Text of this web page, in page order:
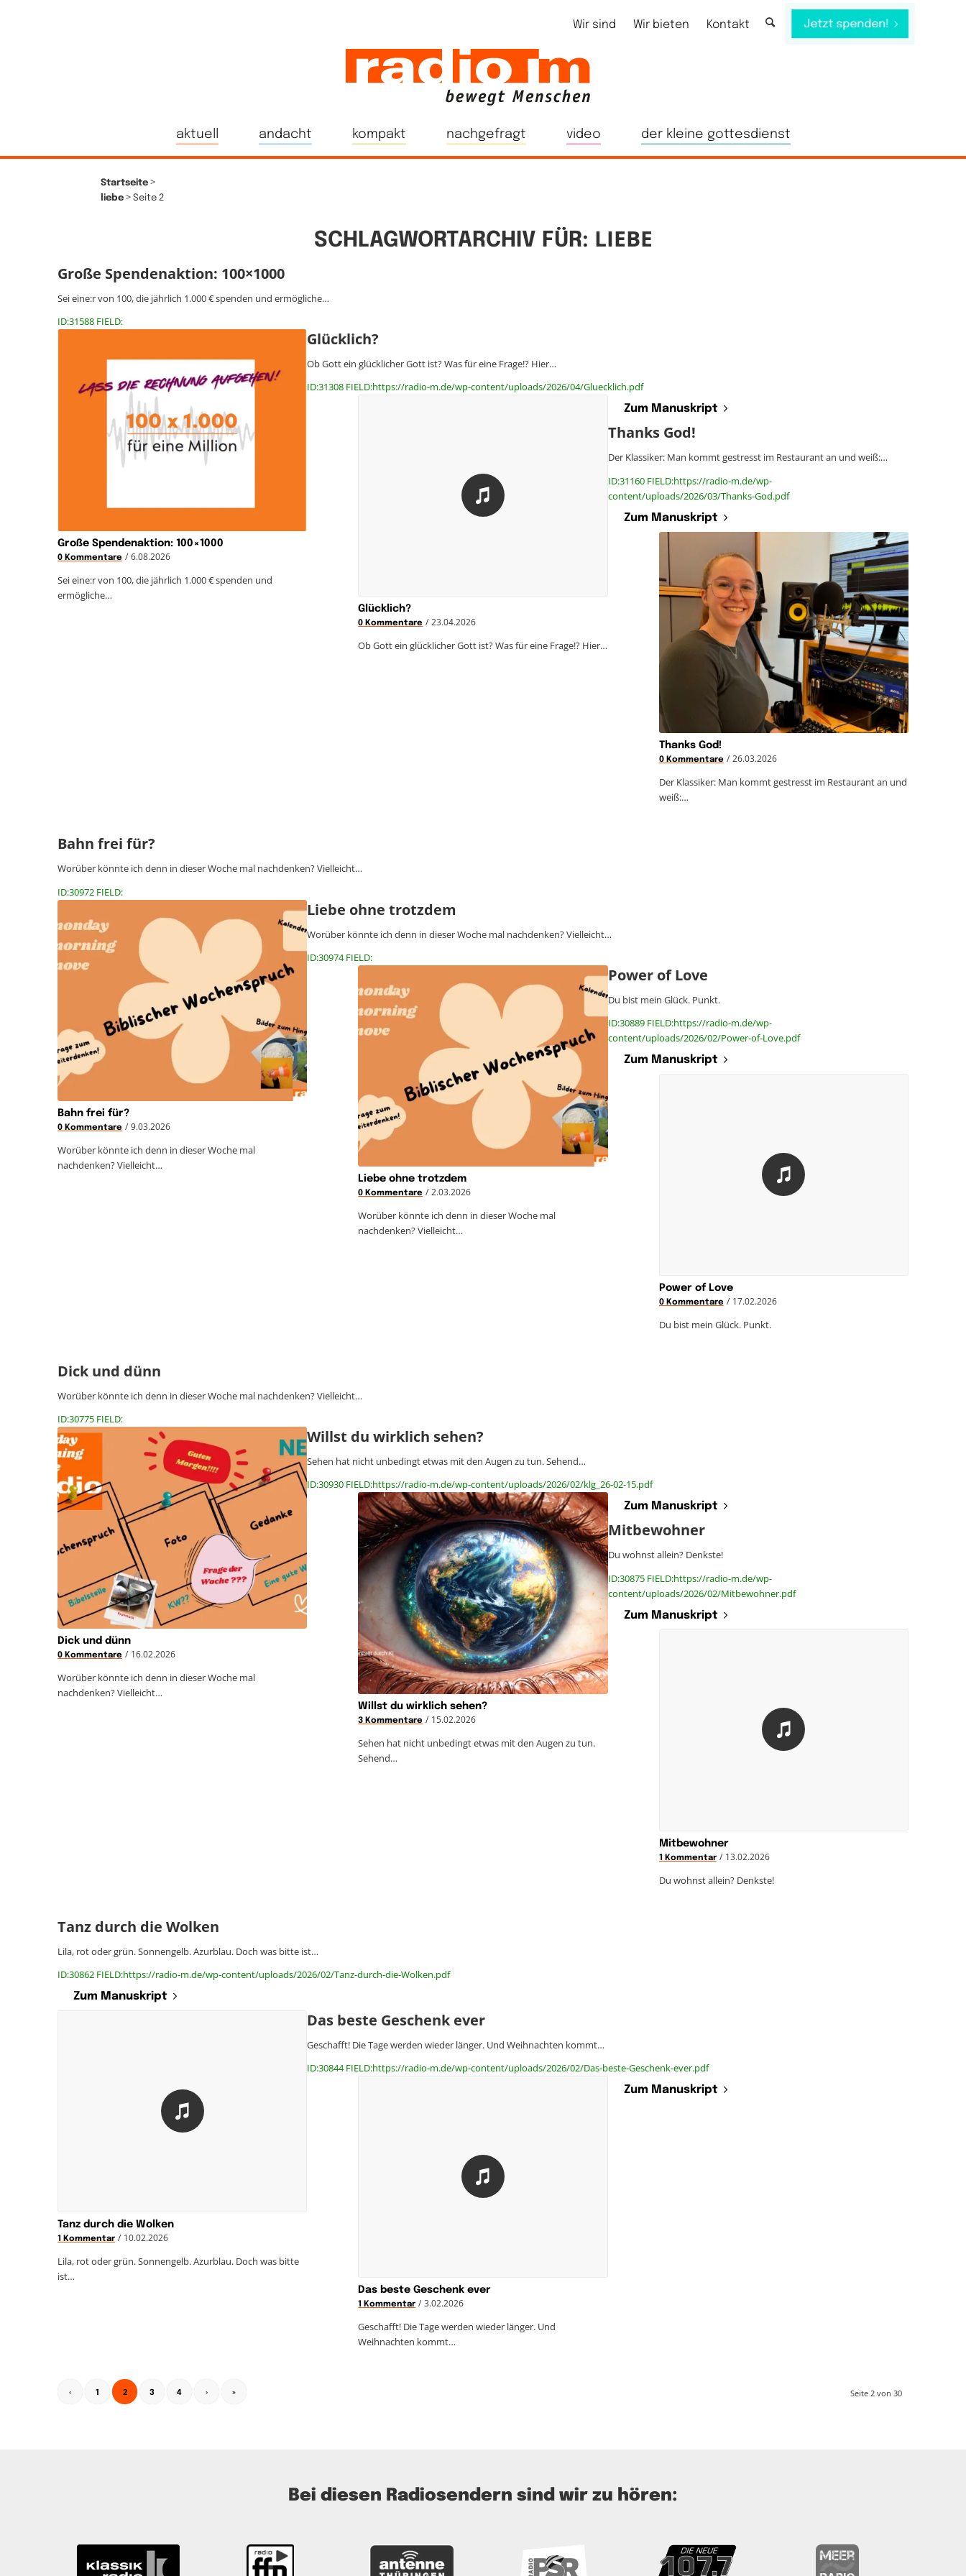
Wir sind Wir bieten Kontakt Jetzt spenden!
aktuell andacht kompakt nachgefragt video der kleine gottesdienst
Startseite >
liebe > Seite 2
SCHLAGWORTARCHIV FÜR: LIEBE
Große Spendenaktion: 100×1000
Sei eine:r von 100, die jährlich 1.000 € spenden und ermögliche…
ID:31588 FIELD:
Große Spendenaktion: 100×1000
0 Kommentare / 6.08.2026
Sei eine:r von 100, die jährlich 1.000 € spenden und
ermögliche…
Glücklich?
Ob Gott ein glücklicher Gott ist? Was für eine Frage!? Hier…
ID:31308 FIELD:https://radio-m.de/wp-content/uploads/2026/04/Gluecklich.pdf
Zum Manuskript
Glücklich?
0 Kommentare / 23.04.2026
Ob Gott ein glücklicher Gott ist? Was für eine Frage!? Hier…
Thanks God!
Der Klassiker: Man kommt gestresst im Restaurant an und weiß:…
ID:31160 FIELD:https://radio-m.de/wp-
content/uploads/2026/03/Thanks-God.pdf
Zum Manuskript
Thanks God!
0 Kommentare / 26.03.2026
Der Klassiker: Man kommt gestresst im Restaurant an und
weiß:…
Bahn frei für?
Worüber könnte ich denn in dieser Woche mal nachdenken? Vielleicht…
ID:30972 FIELD:
Bahn frei für?
0 Kommentare / 9.03.2026
Worüber könnte ich denn in dieser Woche mal
nachdenken? Vielleicht…
Liebe ohne trotzdem
Worüber könnte ich denn in dieser Woche mal nachdenken? Vielleicht…
ID:30974 FIELD:
Liebe ohne trotzdem
0 Kommentare / 2.03.2026
Worüber könnte ich denn in dieser Woche mal
nachdenken? Vielleicht…
Power of Love
Du bist mein Glück. Punkt.
ID:30889 FIELD:https://radio-m.de/wp-
content/uploads/2026/02/Power-of-Love.pdf
Zum Manuskript
Power of Love
0 Kommentare / 17.02.2026
Du bist mein Glück. Punkt.
Dick und dünn
Worüber könnte ich denn in dieser Woche mal nachdenken? Vielleicht…
ID:30775 FIELD:
Dick und dünn
0 Kommentare / 16.02.2026
Worüber könnte ich denn in dieser Woche mal
nachdenken? Vielleicht…
Willst du wirklich sehen?
Sehen hat nicht unbedingt etwas mit den Augen zu tun. Sehend…
ID:30930 FIELD:https://radio-m.de/wp-content/uploads/2026/02/klg_26-02-15.pdf
Zum Manuskript
Willst du wirklich sehen?
3 Kommentare / 15.02.2026
Sehen hat nicht unbedingt etwas mit den Augen zu tun.
Sehend…
Mitbewohner
Du wohnst allein? Denkste!
ID:30875 FIELD:https://radio-m.de/wp-
content/uploads/2026/02/Mitbewohner.pdf
Zum Manuskript
Mitbewohner
1 Kommentar / 13.02.2026
Du wohnst allein? Denkste!
Tanz durch die Wolken
Lila, rot oder grün. Sonnengelb. Azurblau. Doch was bitte ist…
ID:30862 FIELD:https://radio-m.de/wp-content/uploads/2026/02/Tanz-durch-die-Wolken.pdf
Zum Manuskript
Tanz durch die Wolken
1 Kommentar / 10.02.2026
Lila, rot oder grün. Sonnengelb. Azurblau. Doch was bitte
ist…
Das beste Geschenk ever
Geschafft! Die Tage werden wieder länger. Und Weihnachten kommt…
ID:30844 FIELD:https://radio-m.de/wp-content/uploads/2026/02/Das-beste-Geschenk-ever.pdf
Zum Manuskript
Das beste Geschenk ever
1 Kommentar / 3.02.2026
Geschafft! Die Tage werden wieder länger. Und
Weihnachten kommt…
Seite 2 von 30
‹ 1 2 3 4 › »
Bei diesen Radiosendern sind wir zu hören: